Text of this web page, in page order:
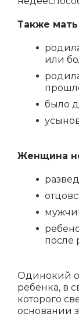
Также
или
было
Женщина
после
Одинокий
ребенка, в
которого
основании